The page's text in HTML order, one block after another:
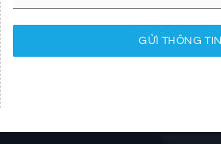
GỬI THÔNG TIN